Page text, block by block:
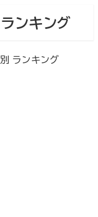
ンキング
ランキング